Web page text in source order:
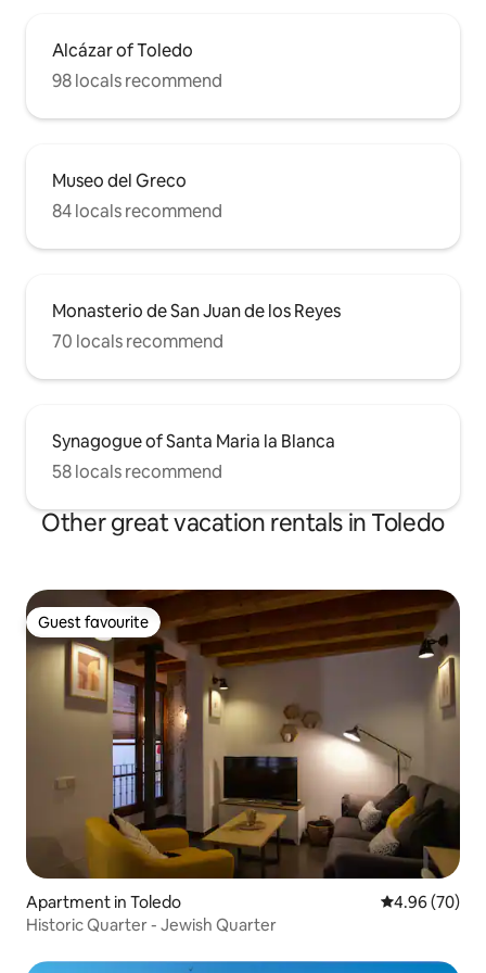
jornada de mucho ajetreo. Posibilidad de
ciudad hasta el apartamento y a la salida
igual. Servicio gratuito.
Alcázar of Toledo
98 locals recommend
Museo del Greco
84 locals recommend
Monasterio de San Juan de los Reyes
70 locals recommend
Synagogue of Santa Maria la Blanca
58 locals recommend
Other great vacation rentals in Toledo
Guest favourite
Guest favourite
Apartment in Toledo 4.96 out of 5
4.96 (70)
Historic Quarter - Jewish Quarter